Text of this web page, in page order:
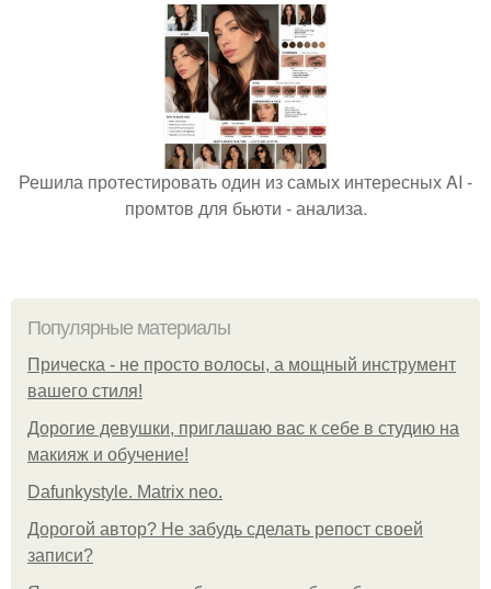
Решила протестировать один из самых интересных AI -
промтов для бьюти - анализа.
Популярные материалы
Прическа - не просто волосы, а мощный инструмент
вашего стиля!
Дорогие девушки, приглашаю вас к себе в студию на
макияж и обучение!
Dafunkystyle. Matrix neo.
Дорогой автор? Не забудь сделать репост своей
записи?